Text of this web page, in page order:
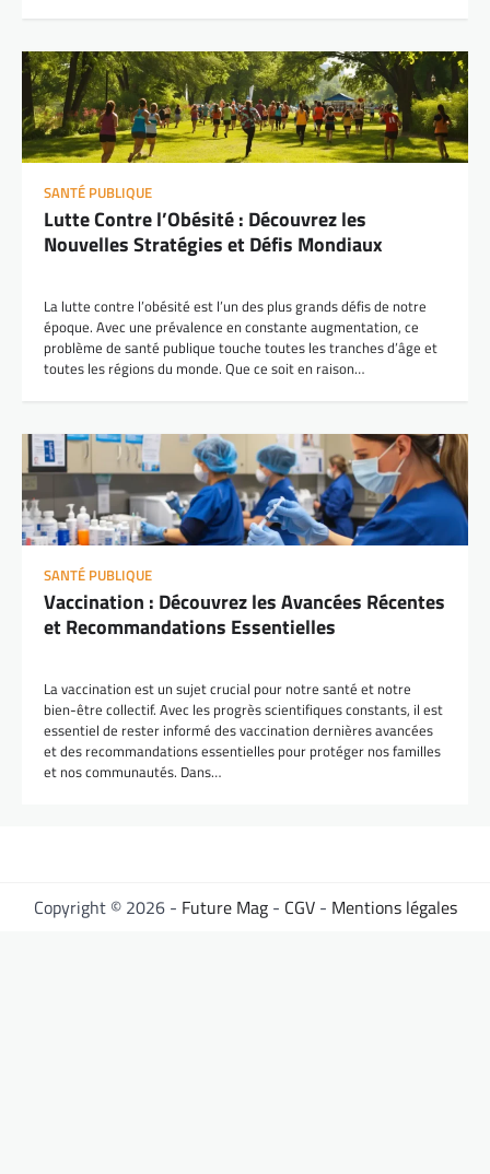
SANTÉ PUBLIQUE
Lutte Contre l’Obésité : Découvrez les
Nouvelles Stratégies et Défis Mondiaux
La lutte contre l’obésité est l’un des plus grands défis de notre
époque. Avec une prévalence en constante augmentation, ce
problème de santé publique touche toutes les tranches d’âge et
toutes les régions du monde. Que ce soit en raison…
SANTÉ PUBLIQUE
Vaccination : Découvrez les Avancées Récentes
et Recommandations Essentielles
La vaccination est un sujet crucial pour notre santé et notre
bien-être collectif. Avec les progrès scientifiques constants, il est
essentiel de rester informé des vaccination dernières avancées
et des recommandations essentielles pour protéger nos familles
et nos communautés. Dans…
Copyright © 2026 - Future Mag- CGV- Mentions légales